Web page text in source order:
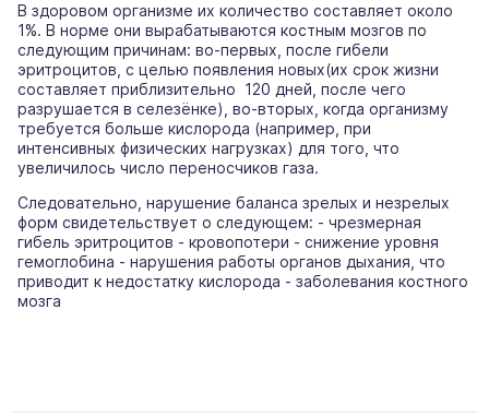
В здоровом организме их количество составляет около
1%. В норме они вырабатываются костным мозгов по
следующим причинам: во-первых, после гибели
эритроцитов, с целью появления новых(их срок жизни
составляет приблизительно 120 дней, после чего
разрушается в селезёнке), во-вторых, когда организму
требуется больше кислорода (например, при
интенсивных физических нагрузках) для того, что
увеличилось число переносчиков газа.
Следовательно, нарушение баланса зрелых и незрелых
форм свидетельствует о следующем: - чрезмерная
гибель эритроцитов - кровопотери - снижение уровня
гемоглобина - нарушения работы органов дыхания, что
приводит к недостатку кислорода - заболевания костного
мозга